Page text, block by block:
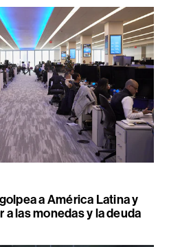
a América Latina y
las monedas y la deuda